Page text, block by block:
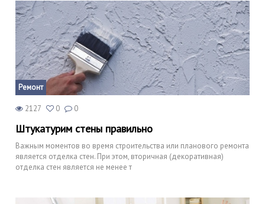
Ремонт
2127 0 0
Штукатурим стены правильно
Важным моментов во время строительства или планового ремонта
является отделка стен. При этом, вторичная (декоративная)
отделка стен является не менее т